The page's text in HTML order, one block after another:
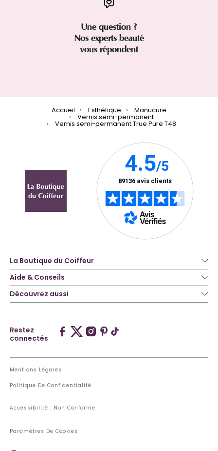
Une question ?
Nos experts beauté
vous répondent
Accueil Esthétique Manucure
Vernis semi-permanent
Vernis semi-permanent True Pure T48
La Boutique du Coiffeur
Aide & Conseils
Découvrez aussi
Restez
connectés
Mentions Légales
Politique De Confidentialité
Accessibilité : Non Conforme
Paramètres De Cookies